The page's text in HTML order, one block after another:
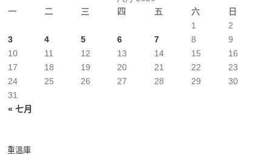
一
二 三 四 五 六 日
« 七月
1
2
3
4 5 6 7 8
9
10
11 12 13 14 15
16
17
18 19 20 21 22
23
24
25 26 27 28 29
30
31
重溫庫